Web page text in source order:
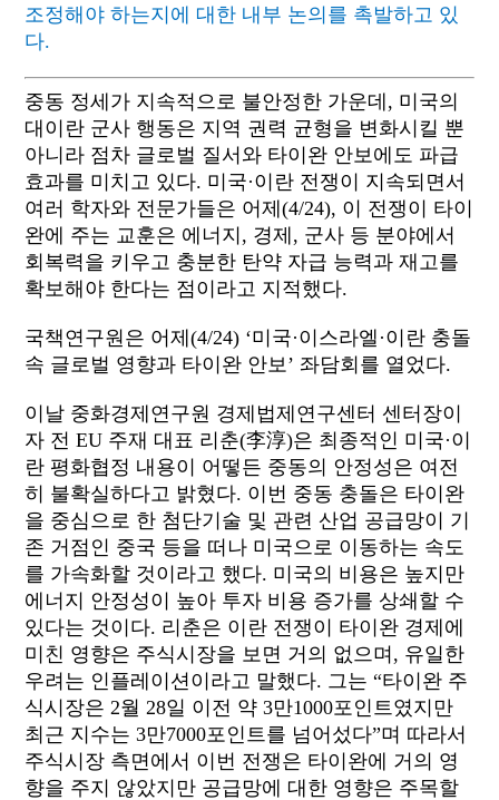
조정해야 하는지에 대한 내부 논의를 촉발하고 있
다.
중동 정세가 지속적으로 불안정한 가운데, 미국의
대이란 군사 행동은 지역 권력 균형을 변화시킬 뿐
아니라 점차 글로벌 질서와 타이완 안보에도 파급
효과를 미치고 있다. 미국·이란 전쟁이 지속되면서
여러 학자와 전문가들은 어제(4/24), 이 전쟁이 타이
완에 주는 교훈은 에너지 , 경제, 군사 등 분야에서
회복력을 키우고 충분한 탄약 자급 능력과 재고를
확보해야 한다는 점이라고 지적했다.
국책연구원은 어제(4/24) ‘미국·이스라엘·이란 충돌
속 글로벌 영향과 타이완 안보’ 좌담회를 열었다.
이날 중화경제연구원 경제법제연구센터 센터장이
자 전 EU 주재 대표 리춘(李淳)은 최종적인 미국·이
란 평화협정 내용이 어떻든 중동의 안정성은 여전
히 불확실하다고 밝혔다. 이번 중동 충돌은 타이완
을 중심으로 한 첨단기술 및 관련 산업 공급망이 기
존 거점인 중국 등을 떠나 미국으로 이동하는 속도
를 가속화할 것이라고 했다. 미국의 비용은 높지만
에너지 안정성이 높아 투자 비용 증가를 상쇄할 수
있다는 것이다. 리춘은 이란 전쟁이 타이완 경제에
미친 영향은 주식시장을 보면 거의 없으며 , 유일한
우려는 인플레이션이라고 말했다. 그는“타이완 주
식시장은 2월 28일 이전 약 3만1000포인트였지만
최근 지수는 3만7000포인트를 넘어섰다”며 따라서
주식시장 측면에서 이번 전쟁은 타이완에 거의 영
향을 주지 않았지만 공급망에 대한 영향은 주목할